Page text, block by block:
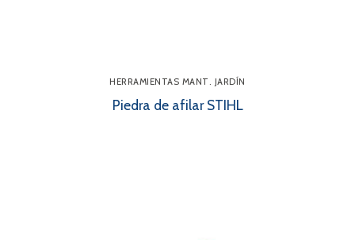
HERRAMIENTAS MANT. JARDÍN
Piedra de afilar STIHL